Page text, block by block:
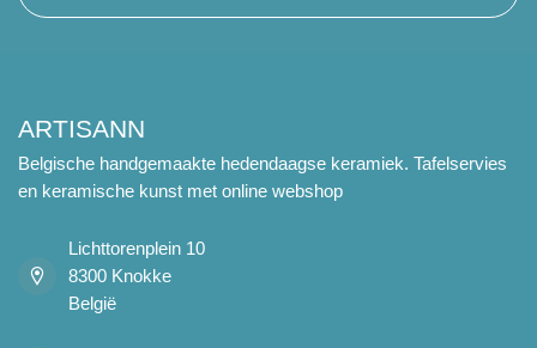
ARTISANN
Belgische handgemaakte hedendaagse keramiek. Tafelservies
en keramische kunst met online webshop
Lichttorenplein 10
8300 Knokke
België